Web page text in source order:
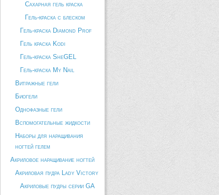
Сахарная гель краска
Гель-краска с блеском
Гель-краска Diamond Prof
Гель краска Kodi
Гель-краска SheGEL
Гель-краска My Nail
Витражные гели
Биогели
Однофазные гели
Вспомогательные жидкости
Наборы для наращивания
ногтей гелем
Акриловое наращивание ногтей
Акриловая пудра Lady Victory
Акриловые пудры серии GA